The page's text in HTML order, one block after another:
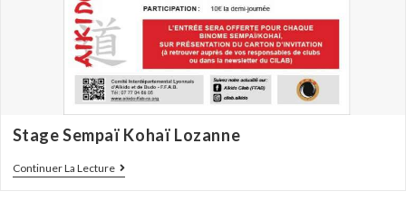
Stage Sempaï Kohaï Lozanne
Continuer La Lecture